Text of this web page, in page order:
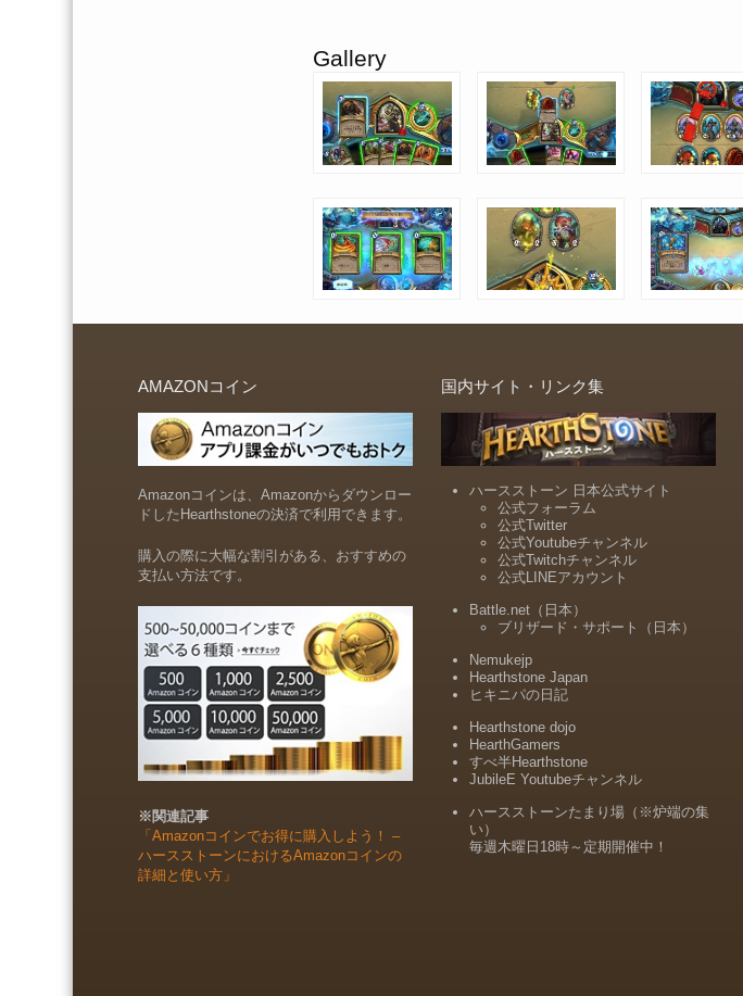
Gallery
AMAZONコイン
Amazonコインは、Amazonからダウンロー
ドしたHearthstoneの決済で利用できます。
購入の際に大幅な割引がある、おすすめの
支払い方法です。
※関連記事
「Amazonコインでお得に購入しよう！ –
ハースストーンにおけるAmazonコインの
詳細と使い方」
国内サイト・リンク集
ハースストーン 日本公式サイト
公式フォーラム
公式Twitter
公式Youtubeチャンネル
公式Twitchチャンネル
公式LINEアカウント
Battle.net（日本）
ブリザード・サポート（日本）
Nemukejp
Hearthstone Japan
ヒキニパの日記
Hearthstone dojo
HearthGamers
すべ半Hearthstone
JubileE Youtubeチャンネル
ハースストーンたまり場（※炉端の集
い）
毎週木曜日18時～定期開催中！